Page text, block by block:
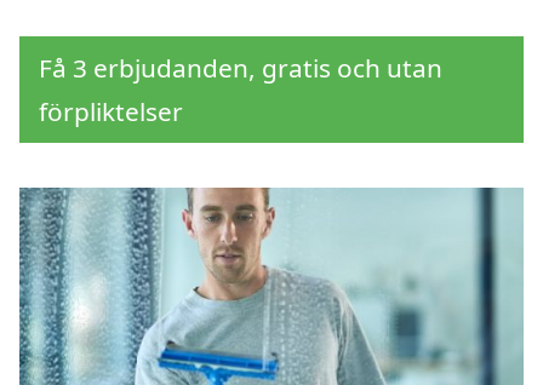
Få 3 erbjudanden, gratis och utan
förpliktelser